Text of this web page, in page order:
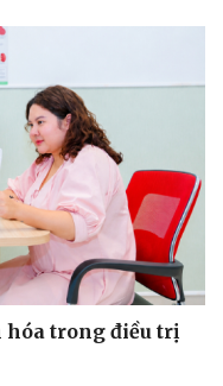
hóa trong điều trị